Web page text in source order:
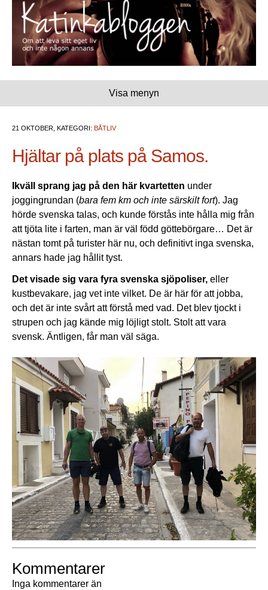
Visa menyn
21 OKTOBER, KATEGORI: BÅTLIV
Hjältar på plats på Samos.
Ikväll sprang jag på den här kvartetten under
joggingrundan (bara fem km och inte särskilt fort). Jag
hörde svenska talas, och kunde förstås inte hålla mig från
att tjöta lite i farten, man är väl född göttebörgare… Det är
nästan tomt på turister här nu, och definitivt inga svenska,
annars hade jag hållit tyst.
Det visade sig vara fyra svenska sjöpoliser, eller
kustbevakare, jag vet inte vilket. De är här för att jobba,
och det är inte svårt att förstå med vad. Det blev tjockt i
strupen och jag kände mig löjligt stolt. Stolt att vara
svensk. Äntligen, får man väl säga.
Kommentarer
Inga kommentarer än